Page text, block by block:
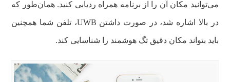
می‌توانید مکان آن را از برنامه همراه ردیابی کنید. همان‌طور که
در بالا اشاره شد، در صورت داشتن UWB، تلفن شما همچنین
باید بتواند مکان دقیق تگ هوشمند را شناسایی کند.